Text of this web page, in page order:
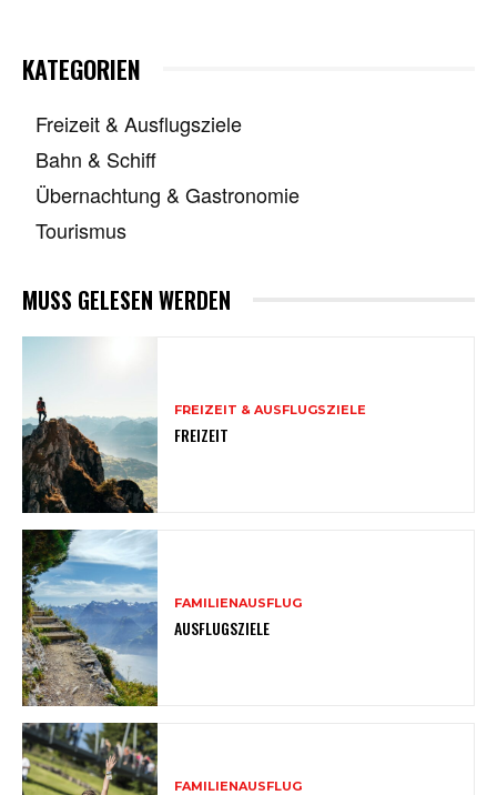
KATEGORIEN
Freizeit & Ausflugsziele
Bahn & Schiff
Übernachtung & Gastronomie
Tourismus
MUSS GELESEN WERDEN
FREIZEIT & AUSFLUGSZIELE
FREIZEIT
FAMILIENAUSFLUG
AUSFLUGSZIELE
FAMILIENAUSFLUG